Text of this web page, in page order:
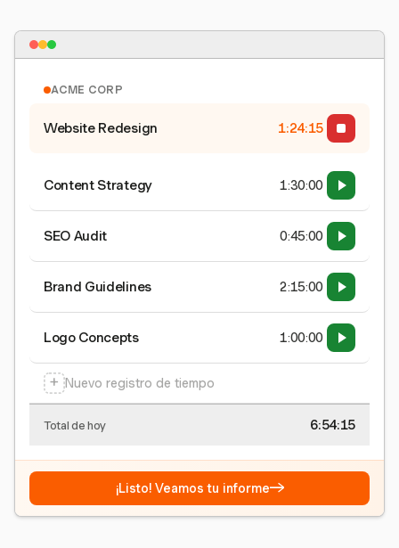
ACME CORP
Website Redesign 1:24:15
Content Strategy 1:30:00
SEO Audit 0:45:00
Brand Guidelines 2:15:00
Logo Concepts 1:00:00
+ Nuevo registro de tiempo
Total de hoy 6:54:15
¡Listo! Veamos tu informe→